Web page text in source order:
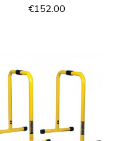
€152.00